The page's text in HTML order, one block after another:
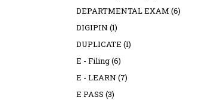
DEPARTMENTAL EXAM (6)
DIGIPIN (1)
DUPLICATE (1)
E - Filing(6)
E - LEARN (7)
E PASS (3)